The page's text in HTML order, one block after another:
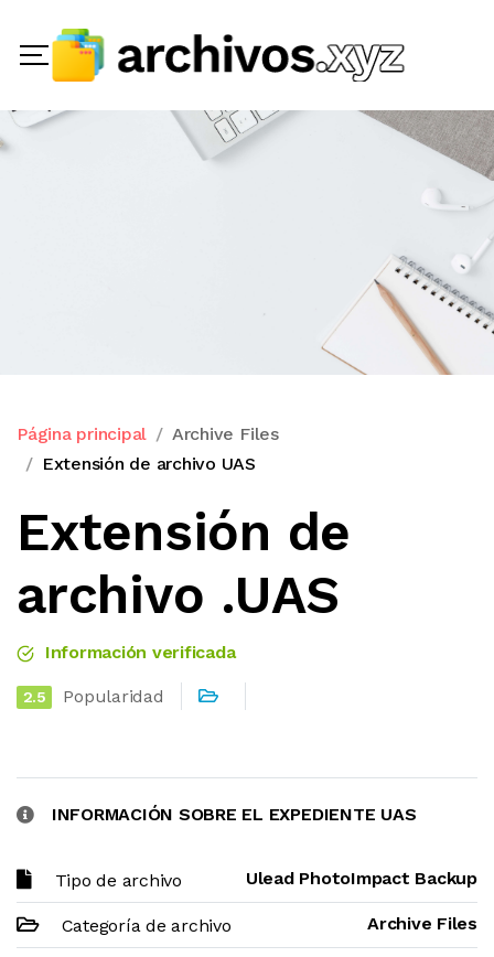
Página principal
Archive Files
Extensión de archivo UAS
Extensión de
archivo .UAS
Información verificada
2.5 Popularidad
INFORMACIÓN SOBRE EL EXPEDIENTE UAS
Tipo de archivo Ulead PhotoImpact Backup
Categoría de archivo Archive Files